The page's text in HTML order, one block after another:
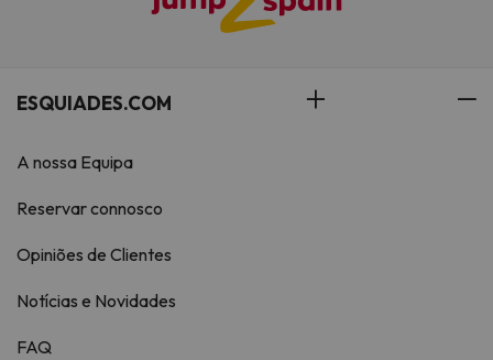
ESQUIADES.COM
A nossa Equipa
Reservar connosco
Opiniões de Clientes
Notícias e Novidades
FAQ